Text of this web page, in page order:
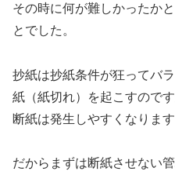
その時に何が難しかったか
とでした。
抄紙は抄紙条件が狂ってバ
紙（紙切れ）を起こすので
断紙は発生しやすくなります
だからまずは断紙させない